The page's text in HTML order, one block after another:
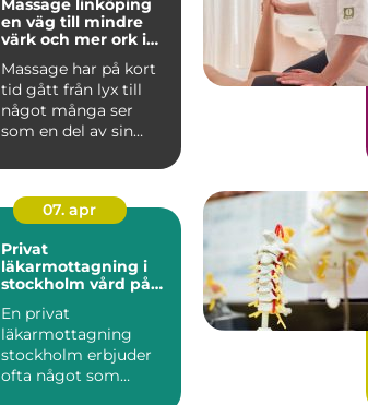
en väg till mindre
värk och mer ork i
Massage har på kort
tid gått från lyx till
något många ser
som en del av sin
trän...
07. apr
Privat
läkarmottagning i
stockholm vård på
En privat
läkarmottagning
stockholm erbjuder
ofta något som